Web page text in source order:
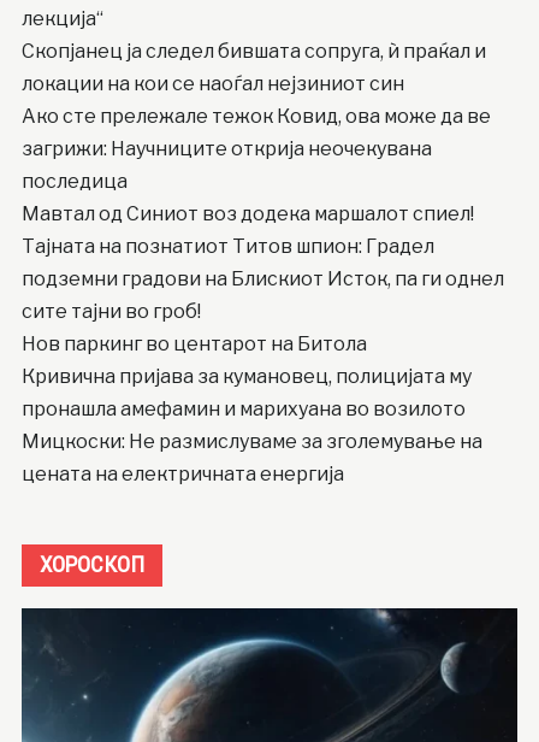
лекција“
Скопјанец ја следел бившата сопруга, ѝ праќал и
локации на кои се наоѓал нејзиниот син
Ако сте прележале тежок Ковид, ова може да ве
загрижи: Научниците открија неочекувана
последица
Mавтал од Синиот воз додека маршалот спиел!
Тајната на познатиот Титов шпион: Градел
подземни градови на Блискиот Исток, па ги однел
сите тајни во гроб!
Нов паркинг во центарот на Битола
Кривична пријава за кумановец, полицијата му
пронашла амефамин и марихуана во возилото
Мицкоски: Не размислуваме за зголемување на
цената на електричната енергија
ХОРОСКОП